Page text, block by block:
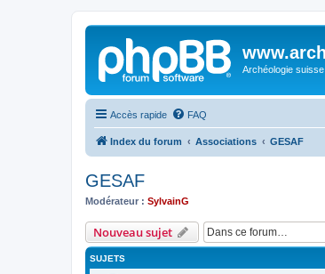
Archéologie
Accès rapide FAQ
Index du forum Associations GESAF
GESAF
Modérateur : SylvainG
Nouveau sujet
SUJETS